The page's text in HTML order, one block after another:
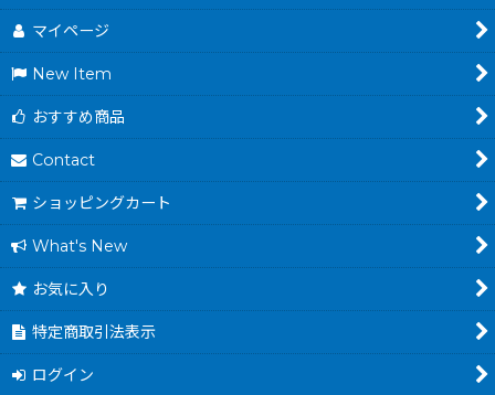
マイページ
New Item
おすすめ商品
Contact
ショッピングカート
What's New
お気に入り
特定商取引法表示
ログイン